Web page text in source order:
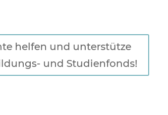
helfen und unterstütze
und Studienfonds!